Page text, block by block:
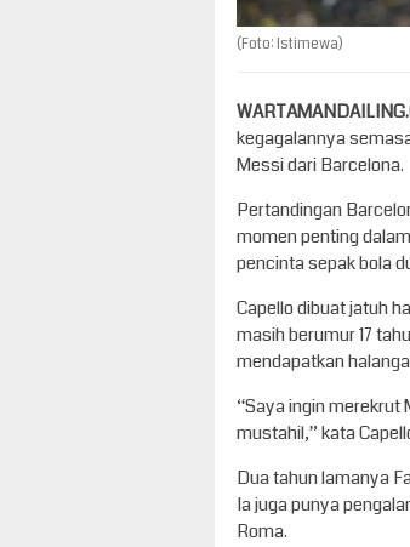
(Foto: Istimewa)
kegagalannya
Messi dari Barcelona.
Pertandingan
momen penting
pencinta sepak bola
Capello dibuat jatuh
masih berumur 17
mendapatkan
“Saya ingin merekrut
mustahil,” kata
Dua tahun lamanya
Ia juga punya
Roma.